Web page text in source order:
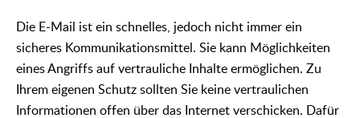
Die E-Mail ist ein schnelles, jedoch nicht immer ein
sicheres Kommunikationsmittel. Sie kann Möglichkeiten
eines Angriffs auf vertrauliche Inhalte ermöglichen. Zu
Ihrem eigenen Schutz sollten Sie keine vertraulichen
Informationen offen über das Internet verschicken. Dafür